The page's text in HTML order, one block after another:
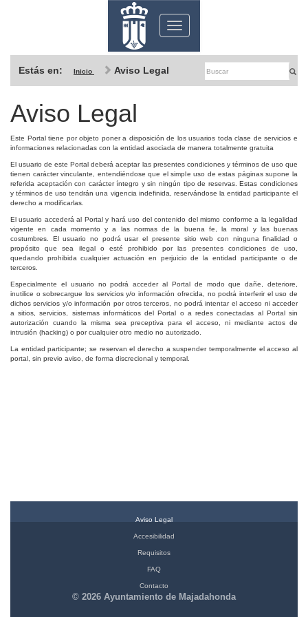
Toggle
navigation
Estás en: Inicio Aviso Legal
Aviso Legal
Este Portal tiene por objeto poner a disposición de los usuarios toda clase de servicios e
informaciones relacionadas con la entidad asociada de manera totalmente gratuita
El usuario de este Portal deberá aceptar las presentes condiciones y términos de uso que
tienen carácter vinculante, entendiéndose que el simple uso de estas páginas supone la
referida aceptación con carácter íntegro y sin ningún tipo de reservas. Estas condiciones
y términos de uso tendrán una vigencia indefinida, reservándose la entidad participante el
derecho a modificarlas.
El usuario accederá al Portal y hará uso del contenido del mismo conforme a la legalidad
vigente en cada momento y a las normas de la buena fe, la moral y las buenas
costumbres. El usuario no podrá usar el presente sitio web con ninguna finalidad o
propósito que sea ilegal o esté prohibido por las presentes condiciones de uso,
quedando prohibida cualquier actuación en perjuicio de la entidad participante o de
terceros.
Especialmente el usuario no podrá acceder al Portal de modo que dañe, deteriore,
inutilice o sobrecargue los servicios y/o información ofrecida, no podrá interferir el uso de
dichos servicios y/o información por otros terceros, no podrá intentar el acceso ni acceder
a sitios, servicios, sistemas informáticos del Portal o a redes conectadas al Portal sin
autorización cuando la misma sea preceptiva para el acceso, ni mediante actos de
intrusión (hacking) o por cualquier otro medio no autorizado.
La entidad participante; se reservan el derecho a suspender temporalmente el acceso al
portal, sin previo aviso, de forma discrecional y temporal.
Aviso Legal
Accesibilidad
Requisitos
FAQ
Contacto
© 2026 Ayuntamiento de Majadahonda